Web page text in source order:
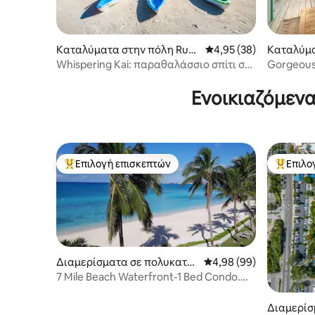
Καταλύματα στην πόλη Rum
Point
Μέση βαθμολογία:
4,95 (38)
Whispering Kai: παραθαλάσσιο σπίτι στο
som
Κορυφαία επιλογή επισκεπτών
Επιλογή επισκεπτών
Διαμερίσματα σε πολυκατοι
κία στην πόλη Cayman Islan
Μέση βαθμολογία: 4,98
4,98 (99)
7 Mile Beach Waterfront-1 Bed Condo.